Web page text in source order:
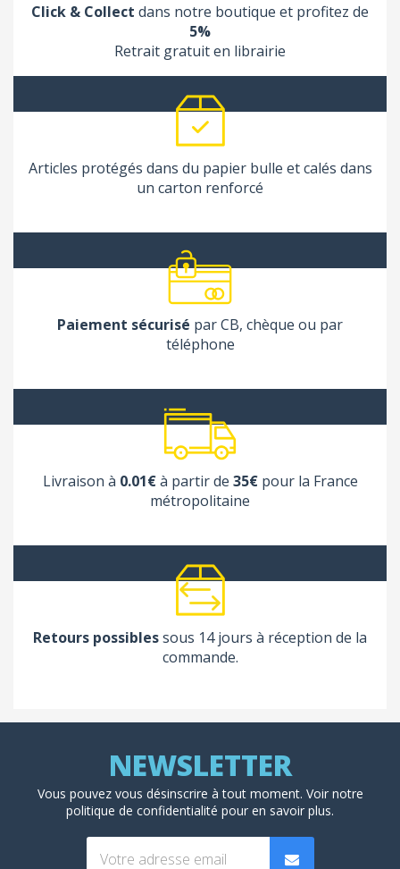
Click & Collect dans notre boutique et profitez de
5%
Retrait gratuit en librairie
Articles protégés dans du papier bulle et calés dans
un carton renforcé
Paiement sécurisé par CB, chèque ou par
téléphone
Livraison à 0.01€à partir de 35€pour la France
métropolitaine
Retours possiblessous 14 jours à réception de la
commande.
Vous pouvez vous désinscrire à tout moment. Voir notre
politique de confidentialité pour en savoir plus.